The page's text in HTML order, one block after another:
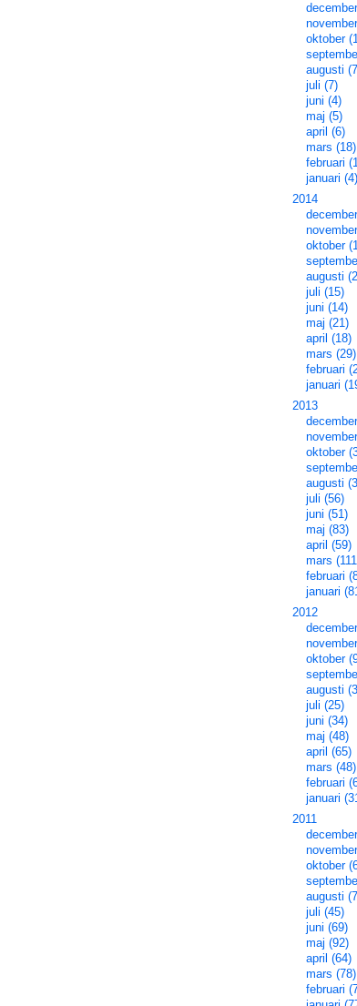
oktober
augusti
juli (7)
juni (4)
maj (5)
april (6)
mars (18)
februari
januari (4)
2014
oktober
augusti
juli (15)
juni (14)
maj (21)
april (18)
mars (29)
februari
januari
2013
oktober
augusti
juli (56)
juni (51)
maj (83)
april (59)
mars
februari
januari
2012
oktober
augusti
juli (25)
juni (34)
maj (48)
april (65)
mars (48)
februari
januari
2011
oktober
augusti
juli (45)
juni (69)
maj (92)
april (64)
mars (78)
februari